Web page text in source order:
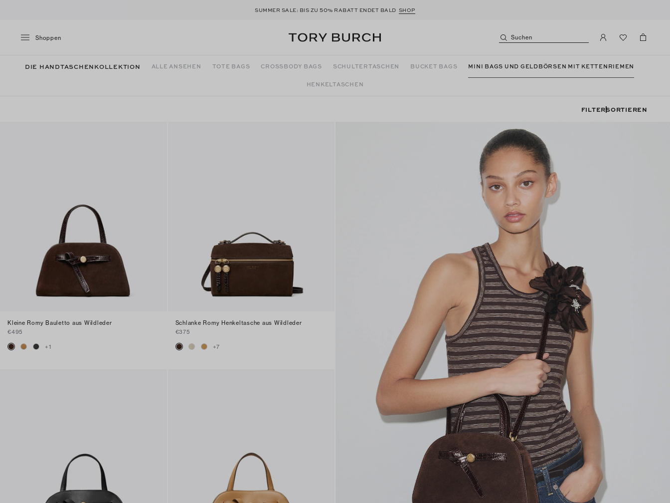
SUMMER SALE: BIS ZU50% RABATT ENDET BALD SHOP
Shoppen Suchen
DIE HANDTASCHENKOLLEKTION ALLE ANSEHEN TOTE BAGS CROSSBODY BAGS SCHULTERTASCHEN BUCKET BAGS MINI BAGS UND GELDBÖRSEN MIT KETTENRIEMEN
HENKELTASCHEN
FILTERSORTIEREN
Kleine Romy Bauletto aus Wildleder
€495
+1
Schlanke Romy Henkeltasche aus Wildleder
€375
+7